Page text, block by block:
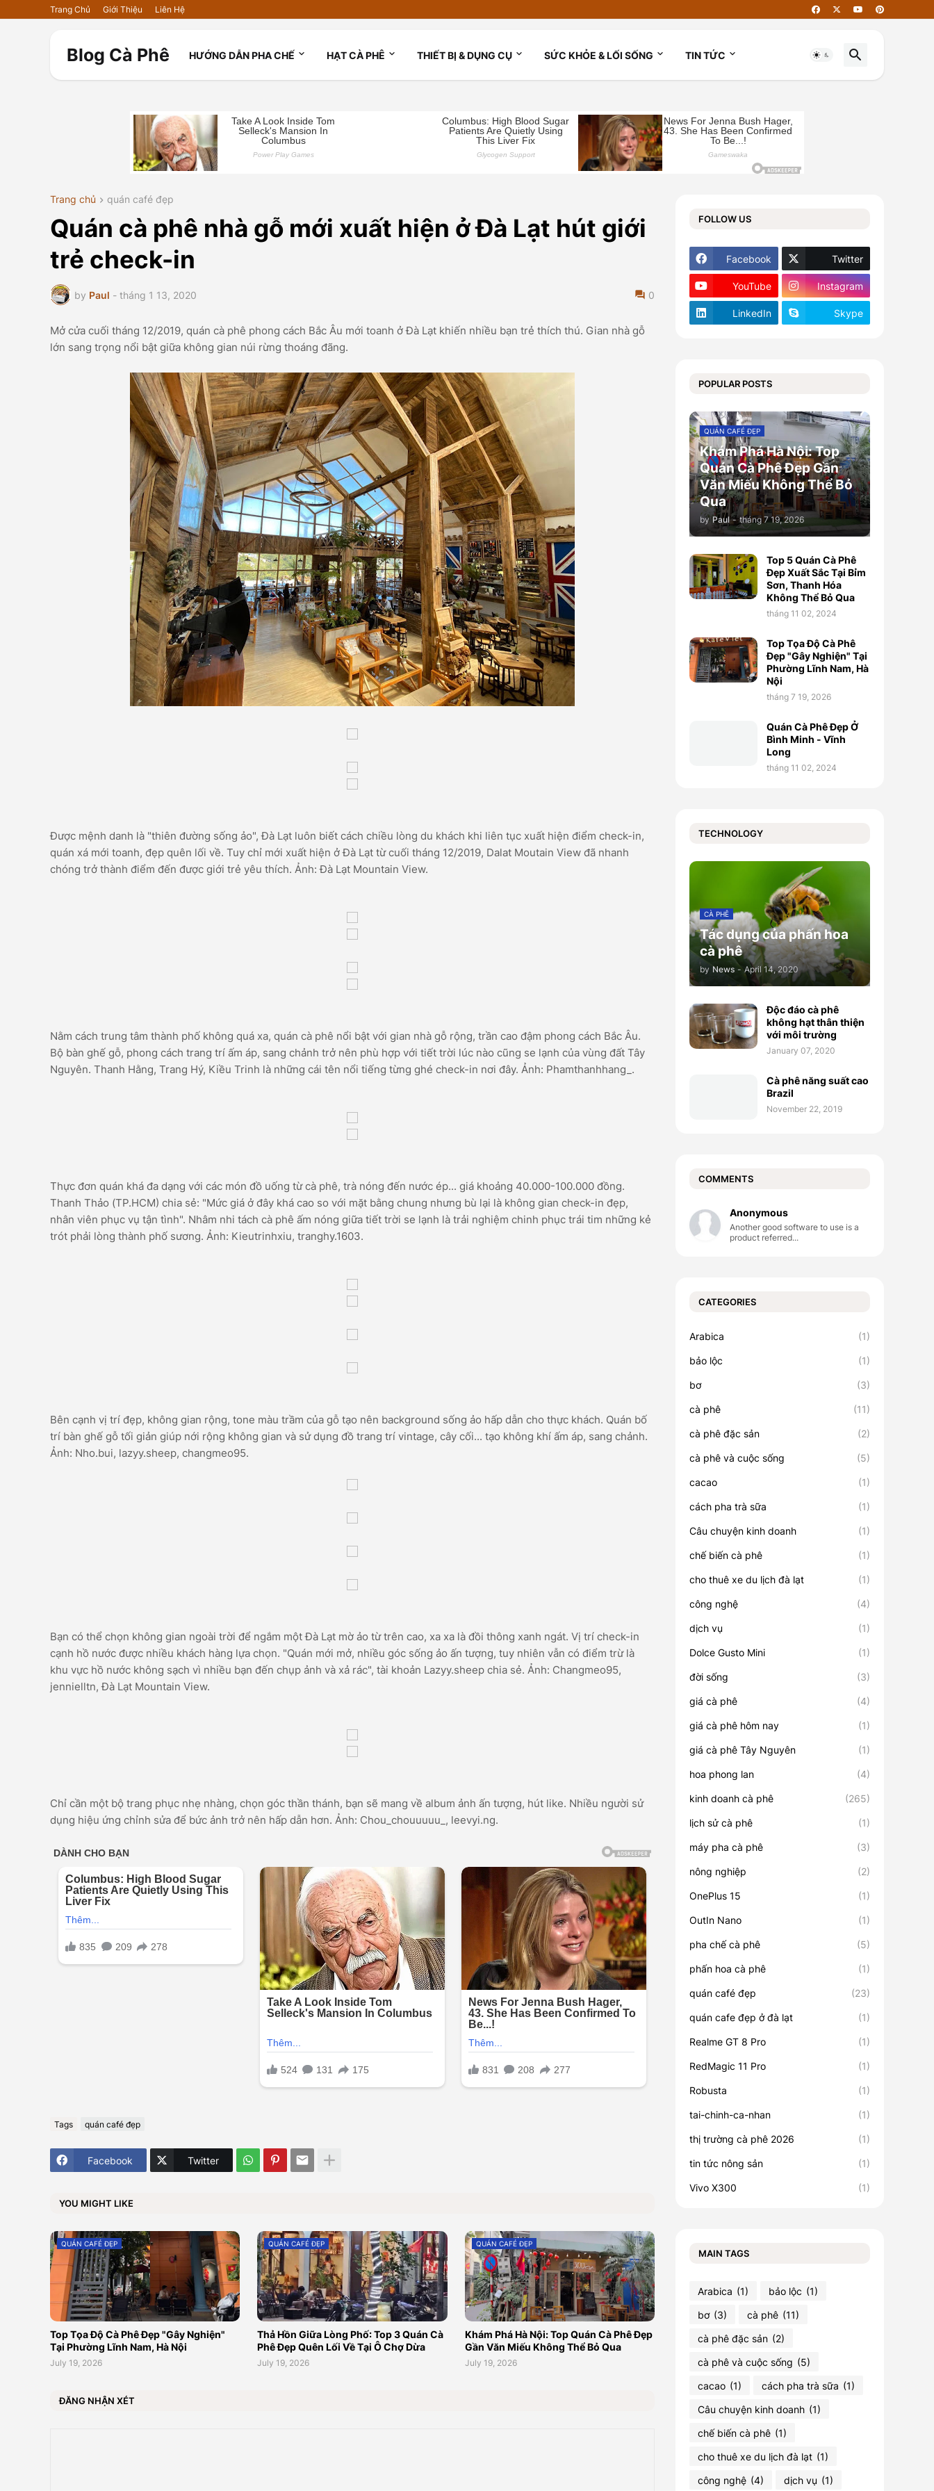
Trang Chủ Giới Thiệu Liên Hệ
Blog Cà Phê HƯỚNG DẪN PHA CHẾ HẠT CÀ PHÊ THIẾT BỊ & DỤNG CỤ SỨC KHỎE & LỐI SỐNG TIN TỨC
Trang chủ quán café đẹp
Quán cà phê nhà gỗ mới xuất hiện ở Đà Lạt hút giới
trẻ check-in
by Paul - tháng 1 13, 2020 0
Mở cửa cuối tháng 12/2019, quán cà phê phong cách Bắc Âu mới toanh ở Đà Lạt khiến nhiều bạn trẻ thích thú. Gian nhà gỗ
lớn sang trọng nổi bật giữa không gian núi rừng thoáng đãng.
Được mệnh danh là "thiên đường sống ảo", Đà Lạt luôn biết cách chiều lòng du khách khi liên tục xuất hiện điểm check-in,
quán xá mới toanh, đẹp quên lối về. Tuy chỉ mới xuất hiện ở Đà Lạt từ cuối tháng 12/2019, Dalat Moutain View đã nhanh
chóng trở thành điểm đến được giới trẻ yêu thích. Ảnh: Đà Lạt Mountain View.
Nằm cách trung tâm thành phố không quá xa, quán cà phê nổi bật với gian nhà gỗ rộng, trần cao đậm phong cách Bắc Âu.
Bộ bàn ghế gỗ, phong cách trang trí ấm áp, sang chảnh trở nên phù hợp với tiết trời lúc nào cũng se lạnh của vùng đất Tây
Nguyên. Thanh Hằng, Trang Hý, Kiều Trinh là những cái tên nổi tiếng từng ghé check-in nơi đây. Ảnh: Phamthanhhang_.
Thực đơn quán khá đa dạng với các món đồ uống từ cà phê, trà nóng đến nước ép... giá khoảng 40.000-100.000 đồng.
Thanh Thảo (TP.HCM) chia sẻ: "Mức giá ở đây khá cao so với mặt bằng chung nhưng bù lại là không gian check-in đẹp,
nhân viên phục vụ tận tình". Nhâm nhi tách cà phê ấm nóng giữa tiết trời se lạnh là trải nghiệm chinh phục trái tim những kẻ
trót phải lòng thành phố sương. Ảnh: Kieutrinhxiu, tranghy.1603.
Bên cạnh vị trí đẹp, không gian rộng, tone màu trầm của gỗ tạo nên background sống ảo hấp dẫn cho thực khách. Quán bố
trí bàn ghế gỗ tối giản giúp nới rộng không gian và sử dụng đồ trang trí vintage, cây cối... tạo không khí ấm áp, sang chảnh.
Ảnh: Nho.bui, lazyy.sheep, changmeo95.
Bạn có thể chọn không gian ngoài trời để ngắm một Đà Lạt mờ ảo từ trên cao, xa xa là đồi thông xanh ngát. Vị trí check-in
cạnh hồ nước được nhiều khách hàng lựa chọn. "Quán mới mở, nhiều góc sống ảo ấn tượng, tuy nhiên vẫn có điểm trừ là
khu vực hồ nước không sạch vì nhiều bạn đến chụp ảnh và xả rác", tài khoản Lazyy.sheep chia sẻ. Ảnh: Changmeo95,
jennielltn, Đà Lạt Mountain View.
Chỉ cần một bộ trang phục nhẹ nhàng, chọn góc thần thánh, bạn sẽ mang về album ảnh ấn tượng, hút like. Nhiều người sử
dụng hiệu ứng chỉnh sửa để bức ảnh trở nên hấp dẫn hơn. Ảnh: Chou_chouuuuu_, leevyi.ng.
Tags quán café đẹp
Facebook Twitter
YOU MIGHT LIKE
QUÁN CAFÉ ĐẸP
Top Tọa Độ Cà Phê Đẹp "Gây Nghiện"
Tại Phường Lĩnh Nam, Hà Nội
July 19, 2026
QUÁN CAFÉ ĐẸP
Thả Hồn Giữa Lòng Phố: Top 3 Quán Cà
Phê Đẹp Quên Lối Về Tại Ô Chợ Dừa
July 19, 2026
QUÁN CAFÉ ĐẸP
Khám Phá Hà Nội: Top Quán Cà Phê Đẹp
Gần Văn Miếu Không Thể Bỏ Qua
July 19, 2026
ĐĂNG NHẬN XÉT
FOLLOW US
Facebook Twitter
YouTube Instagram
LinkedIn Skype
POPULAR POSTS
QUÁN CAFÉ ĐẸP
Khám Phá Hà Nội: Top
Quán Cà Phê Đẹp Gần
Văn Miếu Không Thể Bỏ
Qua
by Paul - tháng 7 19, 2026
Top 5 Quán Cà Phê
Đẹp Xuất Sắc Tại Bỉm
Sơn, Thanh Hóa
Không Thể Bỏ Qua
tháng 11 02, 2024
Top Tọa Độ Cà Phê
Đẹp "Gây Nghiện" Tại
Phường Lĩnh Nam, Hà
Nội
tháng 7 19, 2026
Quán Cà Phê Đẹp Ở
Bình Minh - Vĩnh
Long
tháng 11 02, 2024
TECHNOLOGY
CÀ PHÊ
Tác dụng của phấn hoa
cà phê
by News - April 14, 2020
Độc đáo cà phê
không hạt thân thiện
với môi trường
January 07, 2020
Cà phê năng suất cao
Brazil
November 22, 2019
COMMENTS
Anonymous
Another good software to use is a
product referred...
CATEGORIES
Arabica (1)
bảo lộc (1)
bơ (3)
cà phê (11)
cà phê đặc sản (2)
cà phê và cuộc sống (5)
cacao (1)
cách pha trà sữa (1)
Câu chuyện kinh doanh (1)
chế biến cà phê (1)
cho thuê xe du lịch đà lạt (1)
công nghệ (4)
dịch vụ (1)
Dolce Gusto Mini (1)
đời sống (3)
giá cà phê (4)
giá cà phê hôm nay (1)
giá cà phê Tây Nguyên (1)
hoa phong lan (4)
kinh doanh cà phê (265)
lịch sử cà phê (1)
máy pha cà phê (3)
nông nghiệp (2)
OnePlus 15 (1)
OutIn Nano (1)
pha chế cà phê (5)
phấn hoa cà phê (1)
quán café đẹp (23)
quán cafe đẹp ở đà lạt (1)
Realme GT 8 Pro (1)
RedMagic 11 Pro (1)
Robusta (1)
tai-chinh-ca-nhan (1)
thị trường cà phê 2026 (1)
tin tức nông sản (1)
Vivo X300 (1)
MAIN TAGS
Arabica (1) bảo lộc (1)
bơ (3) cà phê (11)
cà phê đặc sản (2)
cà phê và cuộc sống (5)
cacao (1) cách pha trà sữa (1)
Câu chuyện kinh doanh (1)
chế biến cà phê (1)
cho thuê xe du lịch đà lạt (1)
công nghệ (4) dịch vụ (1)